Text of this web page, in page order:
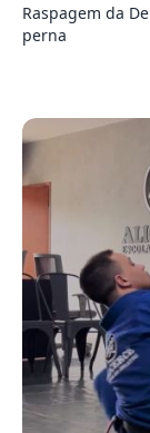
Raspagem da
perna